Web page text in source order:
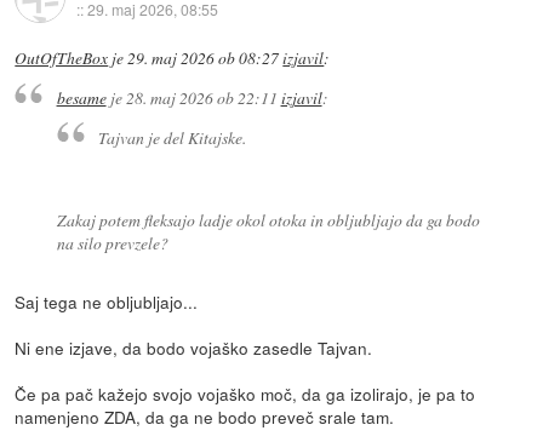
::29. maj 2026, 08:55
OutOfTheBox je29. maj 2026 ob 08:27izjavil:
besameje28. maj 2026 ob 22:11 izjavil:
Tajvan je del Kitajske.
Zakaj potem fleksajo ladje okol otoka in obljubljajo da ga bodo
na silo prevzele?
Saj tega ne obljubljajo...
Ni ene izjave, da bodo vojaško zasedle Tajvan.
Če pa pač kažejo svojo vojaško moč, da ga izolirajo, je pa to
namenjeno ZDA, da ga ne bodo preveč srale tam.